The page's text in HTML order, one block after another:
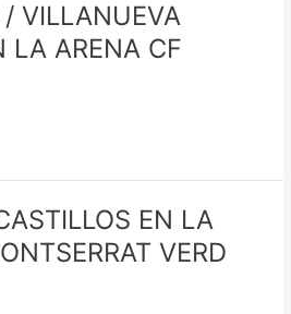
/ VILLANUEVA
LA ARENA CF
EN LA
VERD